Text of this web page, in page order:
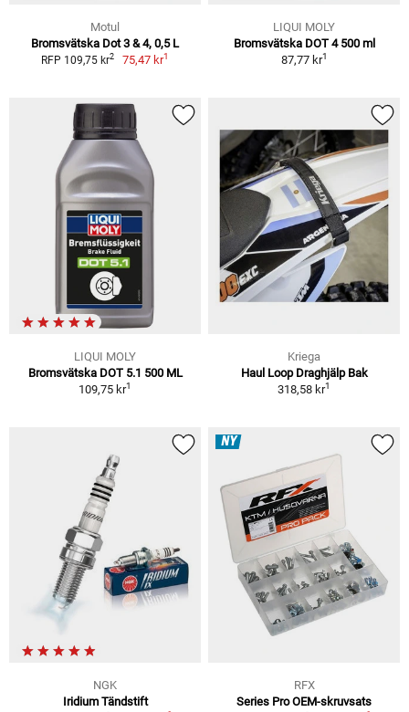
Motul
Bromsvätska Dot 3 & 4, 0,5 L
RFP 109,75 kr2 75,47 kr1
LIQUI MOLY
Bromsvätska DOT 4 500 ml
87,77 kr1
LIQUI MOLY
Bromsvätska DOT 5.1 500 ML
109,75 kr1
Kriega
Haul Loop Draghjälp Bak
318,58 kr1
NGK
Iridium Tändstift
NY
RFX
Series Pro OEM-skruvsats